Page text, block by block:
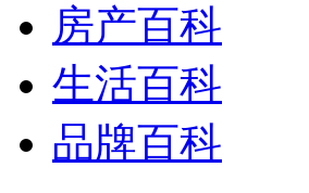
房产百科
生活百科
品牌百科